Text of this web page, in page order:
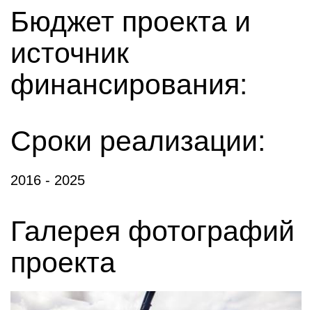
Бюджет проекта и
источник
финансирования:
Сроки реализации:
2016 - 2025
Галерея фотографий
проекта